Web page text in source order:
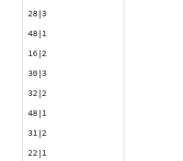
28|3
48|1
16|2
30|3
32|2
48|1
31|2
22|1